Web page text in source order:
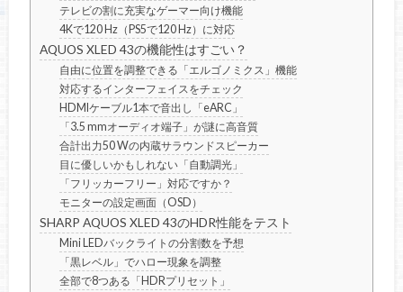
テレビの割に充実なゲーマー向け機能
4Kで120 Hz（PS5で120 Hz）に対応
AQUOS XLED 43の機能性はすごい？
自由に位置を調整できる「エルゴノミクス」機能
対応するインターフェイスをチェック
HDMIケーブル1本で音出し「eARC」
「3.5 mmオーディオ端子」が謎に高音質
合計出力50 Wの内蔵サラウンドスピーカー
目に優しいかもしれない「自動調光」
「フリッカーフリー」対応ですか？
モニターの設定画面（OSD）
SHARP AQUOS XLED 43のHDR性能をテスト
Mini LEDバックライトの分割数を予想
「黒レベル」でハロー現象を調整
全部で8つある「HDRプリセット」